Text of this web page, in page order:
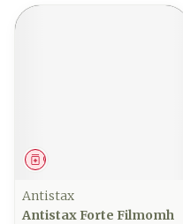
Geneesmiddel
Antistax
Antistax Forte Filmomh